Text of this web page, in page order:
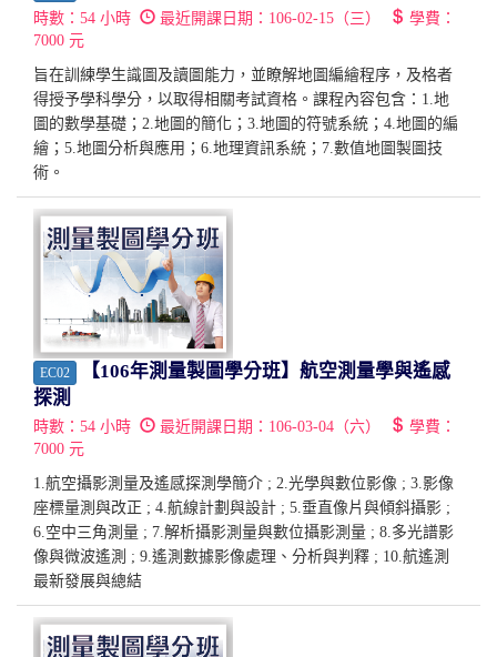
時數： 54 小時 最近開課日期： 106-02-15（三）
學費：
7000 元
旨在訓練學生識圖及讀圖能力，並瞭解地圖編繪程序，及格者
得授予學科學分，以取得相關考試資格。課程內容包含：1.地
圖的數學基礎；2.地圖的簡化；3.地圖的符號系統；4.地圖的編
繪；5.地圖分析與應用；6.地理資訊系統；7.數值地圖製圖技
術。
EC02
【106年測量製圖學分班】航空測量學與遙感
探測
時數： 54 小時 最近開課日期： 106-03-04（六）
學費：
7000 元
1.航空攝影測量及遙感探測學簡介 ; 2.光學與數位影像 ; 3.影像
座標量測與改正 ; 4.航線計劃與設計 ; 5.垂直像片與傾斜攝影 ;
6.空中三角測量 ; 7.解析攝影測量與數位攝影測量 ; 8.多光譜影
像與微波遙測 ; 9.遙測數據影像處理、分析與判釋 ; 10.航遙測
最新發展與總結